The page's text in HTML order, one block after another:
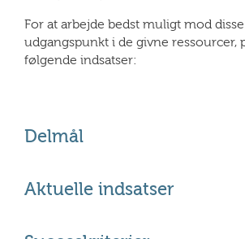
For at arbejde bedst muligt mod
udgangspunkt i de givne ressourcer,
følgende indsatser:
Delmål
Aktuelle indsatser